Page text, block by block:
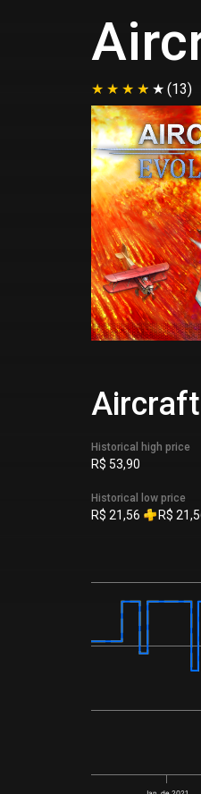
(13)
Historical high price
R$ 53,90
Historical low price
R$ 21,56 R$